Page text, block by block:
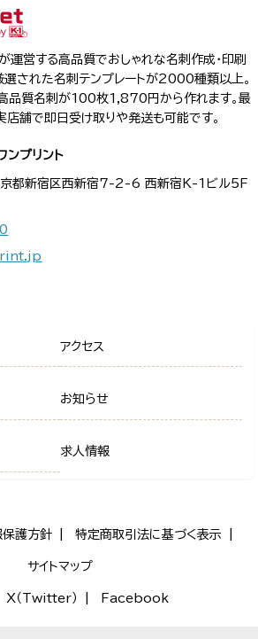
営する高品質でおしゃれな名刺作成・印刷
選された名刺テンプレートが2000種類以上。
品質名刺が100枚1,870円から作れます。最
舗で即日受け取りや発送も可能です。
ンプリント
都新宿区西新宿7-2-6 西新宿K-1ビル5F
アクセス
お知らせ
求人情報
護方針 特定商取引法に基づく表示
サイトマップ
X（Twitter） Facebook